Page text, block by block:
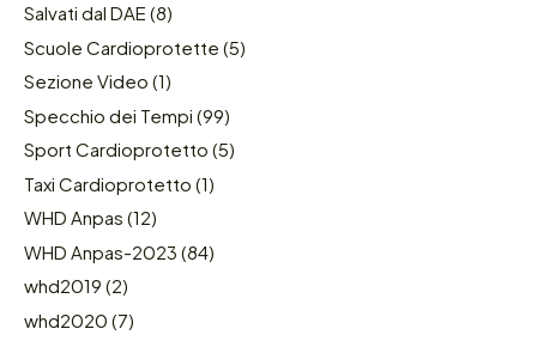
Salvati dal DAE (8)
Scuole Cardioprotette (5)
Sezione Video (1)
Specchio dei Tempi (99)
Sport Cardioprotetto (5)
Taxi Cardioprotetto (1)
WHD Anpas (12)
WHD Anpas-2023 (84)
whd2019 (2)
whd2020 (7)